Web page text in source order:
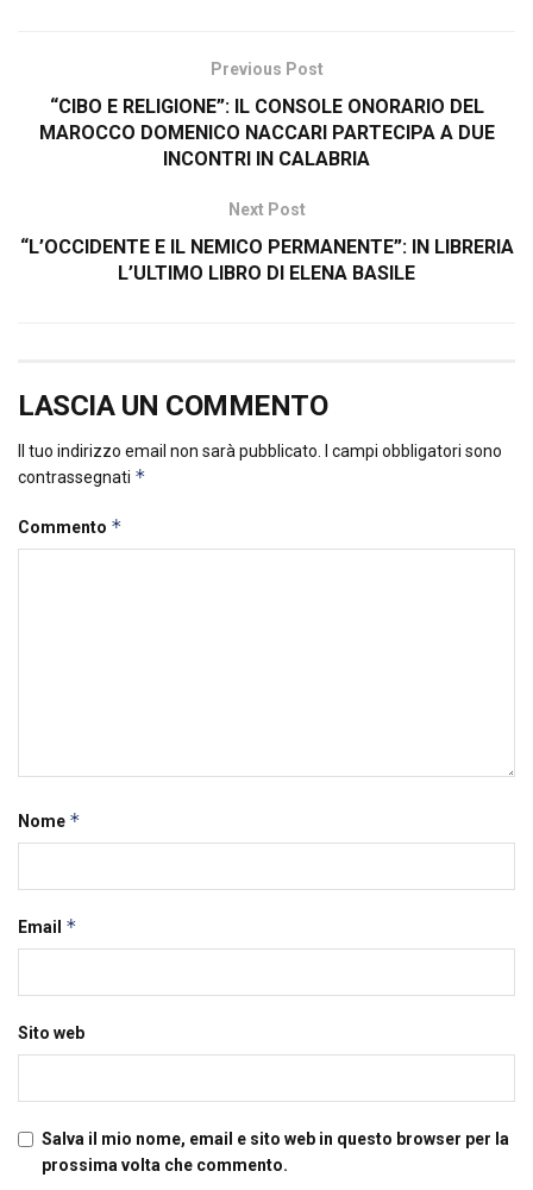
Previous Post
“CIBO E RELIGIONE”: IL CONSOLE ONORARIO DEL
MAROCCO DOMENICO NACCARI PARTECIPA A DUE
INCONTRI IN CALABRIA
Next Post
“L’OCCIDENTE E IL NEMICO PERMANENTE”: IN LIBRERIA
L’ULTIMO LIBRO DI ELENA BASILE
LASCIA UN COMMENTO
Il tuo indirizzo email non sarà pubblicato.
I campi obbligatori sono
contrassegnati *
Commento *
Nome *
Email *
Sito web
Salva il mio nome, email e sito web in questo browser per la
prossima volta che commento.